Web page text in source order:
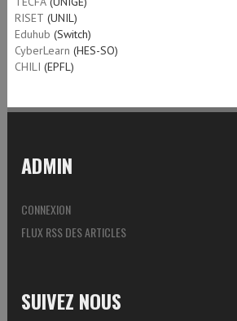
RISET (UNIL)
Eduhub (Switch)
CyberLearn (HES-SO)
CHILI (EPFL)
ADMIN
CONNEXION
FLUX RSS DES ARTICLES
SUIVEZ NOUS